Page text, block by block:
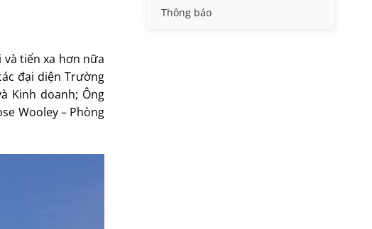
và tiến xa hơn nữa
đại diện Trường
Kinh doanh; Ông
Wooley – Phòng
Tin đào tạo
Thông báo